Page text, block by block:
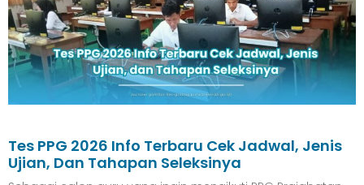
Tes PPG 2026 Info Terbaru Cek Jadwal, Jenis
Ujian, Dan Tahapan Seleksinya